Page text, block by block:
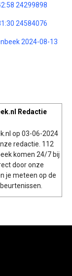
24299898
24584076
2024-08-13
Redactie
op 03-06-2024
redactie. 112
komen 24/7 bij
door onze
je meteen op de